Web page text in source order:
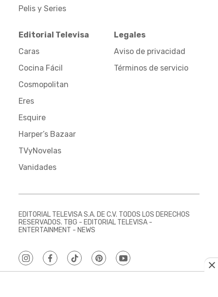
Pelis y Series
Editorial Televisa
Caras
Cocina Fácil
Cosmopolitan
Eres
Esquire
Harper’s Bazaar
TVyNovelas
Vanidades
Legales
Aviso de privacidad
Términos de servicio
EDITORIAL TELEVISA S.A. DE C.V. TODOS LOS DERECHOS
RESERVADOS. TBG - EDITORIAL TELEVISA -
ENTERTAINMENT - NEWS
instagramfacebooktiktokpinterestyoutube